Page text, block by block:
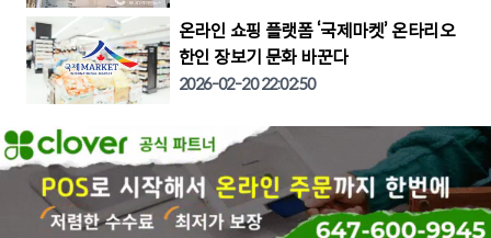
온라인 쇼핑 플랫폼 ‘국제마켓’ 온타리오
한인 장보기 문화 바꾼다
2026-02-20 22:02:50